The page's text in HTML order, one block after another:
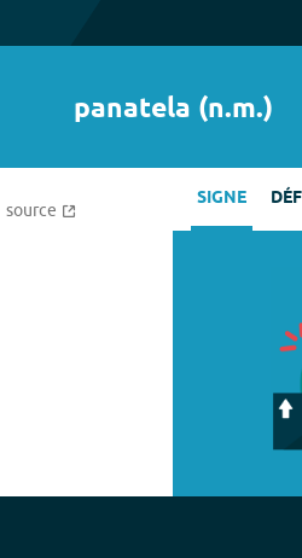
panatela (n.m.)
source SIGNE